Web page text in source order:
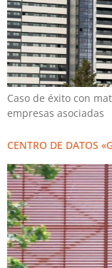
Caso de éxito con
empresas asociadas
CENTRO DE DATOS